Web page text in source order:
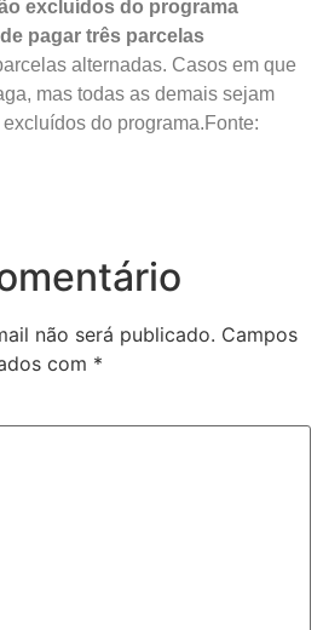
excluídos do programa
pagar três parcelas
alternadas. Casos em que
mas todas as demais sejam
do programa.Fonte:
não será publicado. Campos
com *